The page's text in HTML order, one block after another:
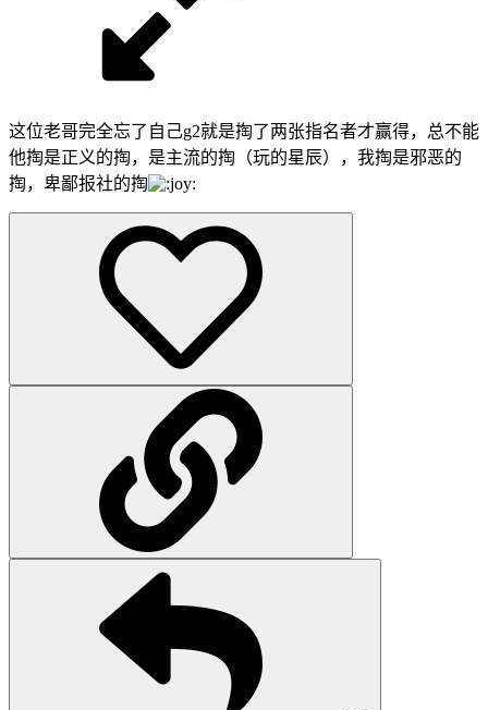
这位老哥完全忘了自己g2就是掏了两张指名者才赢得，总不能
他掏是正义的掏，是主流的掏（玩的星辰），我掏是邪恶的
掏，卑鄙报社的掏